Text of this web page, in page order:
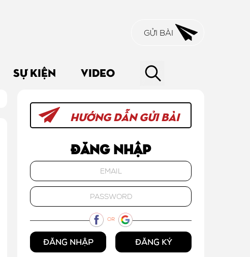
GỬI BÀI
SỰ KIỆN VIDEO
HƯỚNG DẪN GỬI BÀI
Đăng nhập
OR
ĐĂNG NHẬP ĐĂNG KÝ